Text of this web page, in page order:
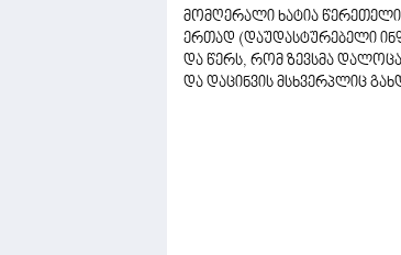
მომღერალი ხატია
ერთად (დაუდასტურებელი
და წერს, რომ ზევსმა
და დაცინვის მსხვერპლიც